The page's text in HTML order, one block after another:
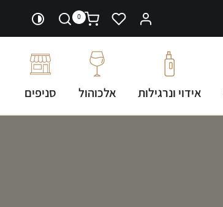
0
אידוי ונרגילות אלכוהול סניפים